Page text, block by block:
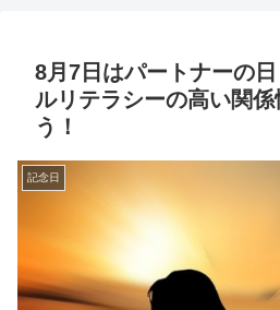
8月7日はパートナーの
ルリテラシーの高い関
う！
記念日